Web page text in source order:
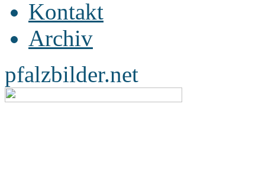
Kontakt
Archiv
pfalzbilder.net